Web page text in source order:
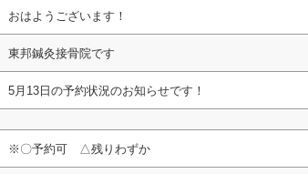
おはようございます！
東邦鍼灸接骨院です
5月13日の予約状況のお知らせです！
※〇予約可 △残りわずか